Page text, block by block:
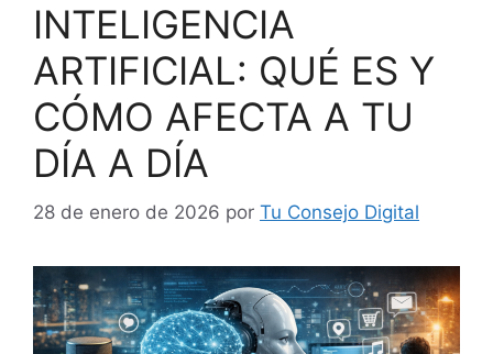
INTELIGENCIA
ARTIFICIAL: QUÉ ES Y
CÓMO AFECTA A TU
DÍA A DÍA
28 de enero de 2026 por Tu Consejo Digital